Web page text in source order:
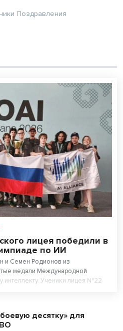
Поздравления
лицея победили в
по ИИ
и Семен Родионов из
медали Международной
интеллекту. Ученики лицея №22
десятку» для